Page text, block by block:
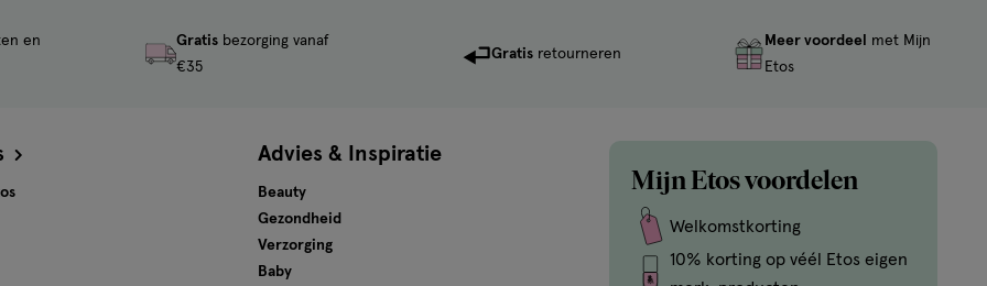
en
Gratisbezorging vanaf
€35
Gratis retourneren
Meer voordeel
met Mijn
Etos
Advies & Inspiratie
Beauty
Gezondheid
Verzorging
Baby
Mijn Etos voordelen
Welkomstkorting
10% korting op véél Etos eigen